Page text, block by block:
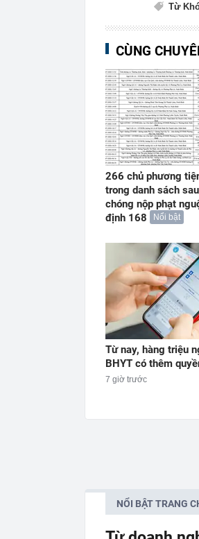
Từ
CÙNG
266 chủ phương
trong danh sách
chóng nộp phạt
định 168
Nổi bật
Từ nay, hàng triệu
BHYT có thêm
7 giờ trước
NỔI BẬT TRANG